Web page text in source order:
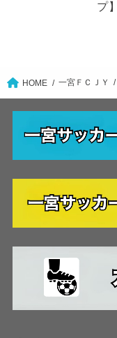
プ】
HOME 一宮ＦＣＪＹ